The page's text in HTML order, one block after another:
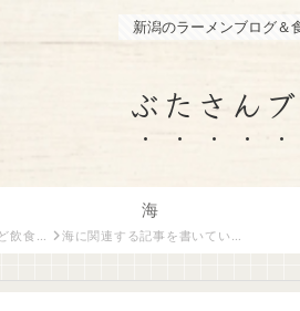
新潟のラーメンブログ＆
ぶたさん
ご紹介します。
海
海に関連する記事を書いています。